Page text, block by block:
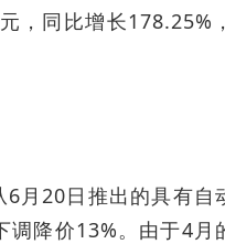
，同比增长178.25%
20日推出的具有自
降价13%。由于4月